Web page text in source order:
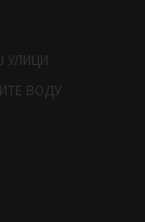
УЛИЦИ
ВОДУ